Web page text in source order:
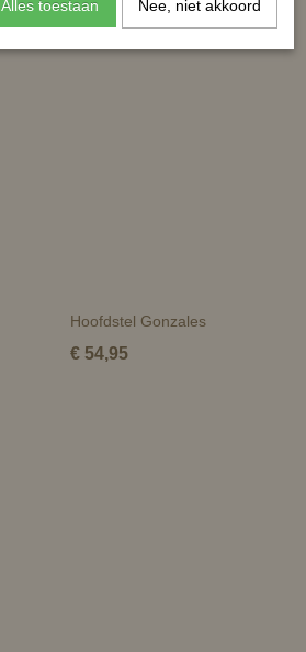
Hoofdstel Gonzales
€ 54,95
Alles toestaan Nee, niet akkoord